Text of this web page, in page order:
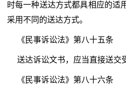
时每一种送达方式都具相应的适
采用不同的送达方式。
《民事诉讼法》第八十五条
送达诉讼文书，应当直接送交
《民事诉讼法》第八十六条